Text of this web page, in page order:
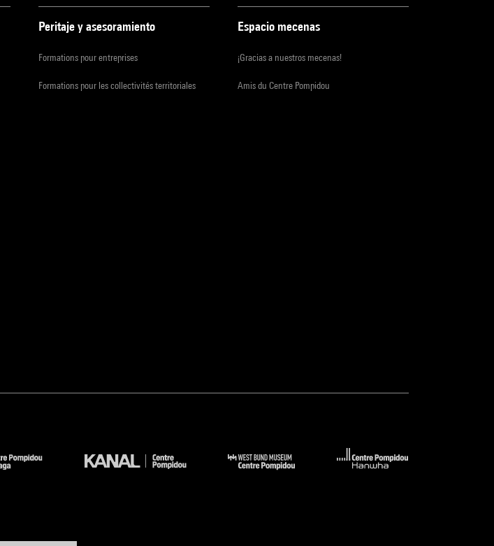
Peritaje y asesoramiento
Formations pour entreprises
Formations pour les collectivités territoriales
Espacio mecenas
¡Gracias a nuestros mecenas!
Amis du Centre Pompidou